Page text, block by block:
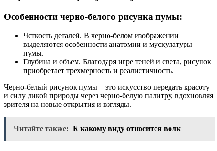
Особенности черно-белого рисунка пумы:
Четкость деталей. В черно-белом изображении
выделяются особенности анатомии и мускулатуры
пумы.
Глубина и объем. Благодаря игре теней и света, рисунок
приобретает трехмерность и реалистичность.
Черно-белый рисунок пумы – это искусство передать красоту
и силу дикой природы через черно-белую палитру, вдохновляя
зрителя на новые открытия и взгляды.
Читайте также: К какому виду относится волк